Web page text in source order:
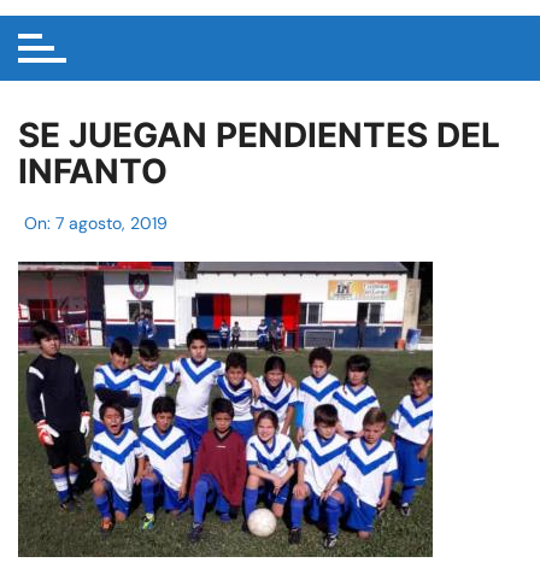
SE JUEGAN PENDIENTES DEL
INFANTO
On: 7 agosto, 2019